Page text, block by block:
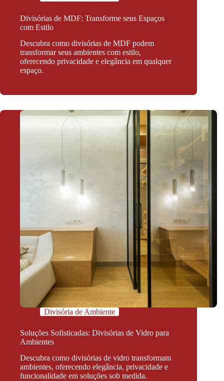
Divisórias de MDF: Transforme seus Espaços
com Estilo
Descubra como divisórias de MDF podem
transformar seus ambientes com estilo,
oferecendo privacidade e elegância em qualquer
espaço.
Divisória de Ambiente
Soluções Sofisticadas: Divisórias de Vidro para
Ambientes
Descubra como divisórias de vidro transformam
ambientes, oferecendo elegância, privacidade e
funcionalidade em soluções sob medida.